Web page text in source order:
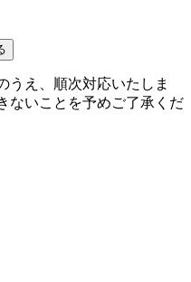
うえ、順次対応いたしま
ないことを予めご了承くだ